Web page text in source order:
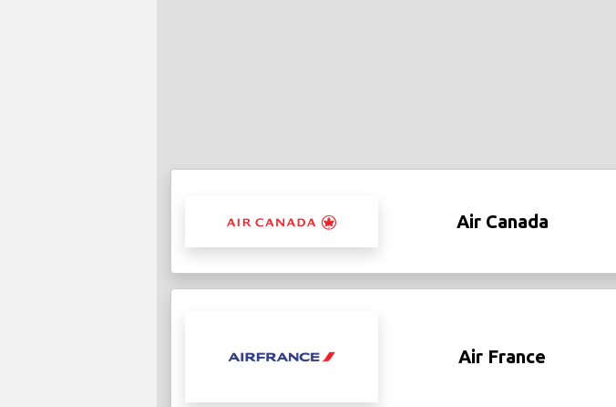
Air Canada
Air France